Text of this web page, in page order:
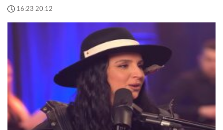
16:23 20.12